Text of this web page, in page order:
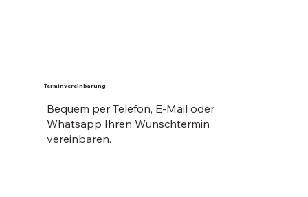
Terminvereinbarung
Bequem per Telefon, E-Mail oder
Whatsapp Ihren Wunschtermin
vereinbaren.